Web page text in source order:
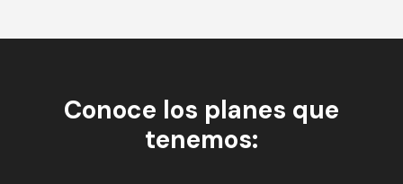
Conoce los planes que
tenemos: